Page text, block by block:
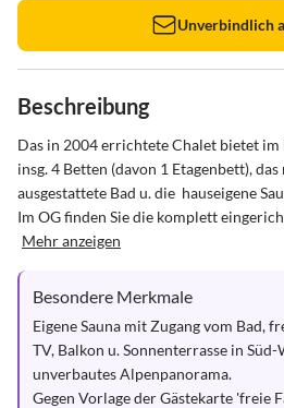
Unverbindlich
Beschreibung
Das in 2004 errichtete Chalet bietet im
insg. 4 Betten (davon 1 Etagenbett),
ausgestattete Bad u. die  hauseigene
Im OG finden Sie die komplett
Mehr anzeigen
Besondere Merkmale
Eigene Sauna mit Zugang vom Bad,
TV, Balkon u. Sonnenterrasse in
unverbautes Alpenpanorama.
Gegen Vorlage der Gästekarte 'freie